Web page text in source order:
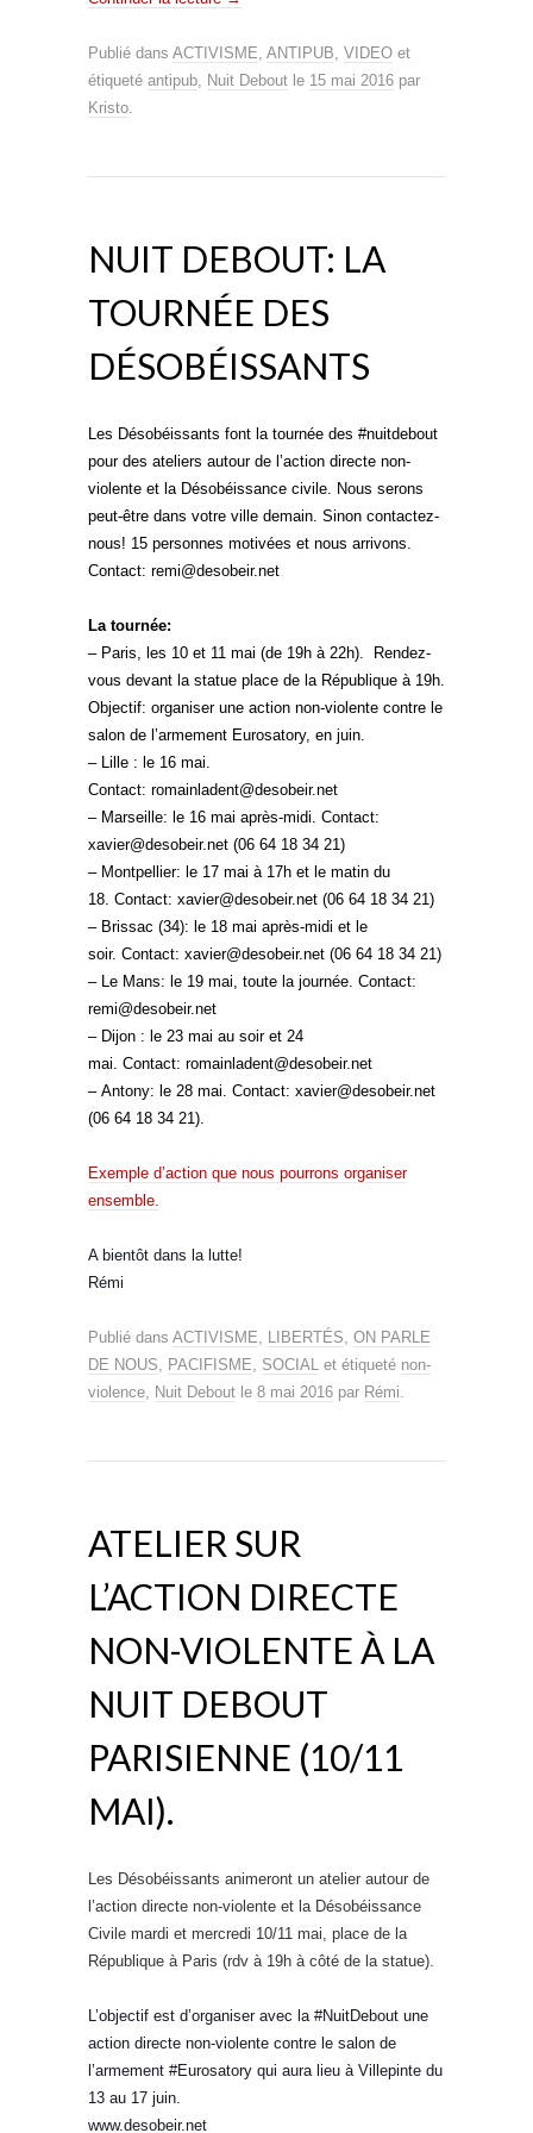
Publié dans ACTIVISME ANTIPUB VIDEO et
étiqueté antipub Nuit Debout le 15 mai 2016 par
Kristo
NUIT DEBOUT: LA
TOURNÉE DES
DÉSOBÉISSANTS
Les Désobéissants font la tournée des #nuitdebout
pour des ateliers autour de l’action directe non-
violente et la Désobéissance civile. Nous serons
peut-être dans votre ville demain. Sinon contactez-
nous! 15 personnes motivées et nous arrivons.
Contact: remi@desobeir.net
La tournée:
– Paris, les 10 et 11 mai (de 19h à 22h). Rendez-
vous devant la statue place de la République à 19h.
Objectif: organiser une action non-violente contre le
salon de l’armement Eurosatory, en juin.
– Lille : le 16 mai.
Contact: romainladent@desobeir.net
– Marseille: le 16 mai après-midi. Contact:
xavier@desobeir.net (06 64 18 34 21)
– Montpellier: le 17 mai à 17h et le matin du
18. Contact: xavier@desobeir.net (06 64 18 34 21)
– Brissac (34): le 18 mai après-midi et le
soir. Contact: xavier@desobeir.net (06 64 18 34 21)
– Le Mans: le 19 mai, toute la journée. Contact:
remi@desobeir.net
– Dijon : le 23 mai au soir et 24
mai. Contact: romainladent@desobeir.net
– Antony: le 28 mai. Contact: xavier@desobeir.net
(06 64 18 34 21).
Exemple d’action que nous pourrons organiser
ensemble.
A bientôt dans la lutte!
Rémi
Publié dans ACTIVISME LIBERTÉS ON PARLE
DE NOUS
PACIFISME SOCIAL et étiqueté non-
violence
Nuit Debout le 8 mai 2016 par Rémi
ATELIER SUR
L’ACTION DIRECTE
NON-VIOLENTE À LA
NUIT DEBOUT
PARISIENNE (10/11
MAI).
Les Désobéissants animeront un atelier autour de
l’action directe non-violente et la Désobéissance
Civile mardi et mercredi 10/11 mai, place de la
République à Paris (rdv à 19h à côté de la statue).
L’objectif est d’organiser avec la ‪#‎NuitDebout‬ une
action directe non-violente contre le salon de
l’armement ‪#‎Eurosatory‬ qui aura lieu à Villepinte du
13 au 17 juin.
www.desobeir.net